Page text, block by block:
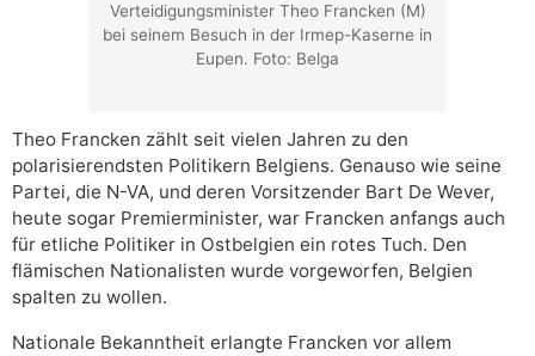
Verteidigungsminister Theo Francken (M)
bei seinem Besuch in der Irmep-Kaserne in
Eupen. Foto: Belga
Theo Francken zählt seit vielen Jahren zu den
polarisierendsten Politikern Belgiens. Genauso wie seine
Partei, die N-VA, und deren Vorsitzender Bart De Wever,
heute sogar Premierminister, war Francken anfangs auch
für etliche Politiker in Ostbelgien ein rotes Tuch. Den
flämischen Nationalisten wurde vorgeworfen, Belgien
spalten zu wollen.
Nationale Bekanntheit erlangte Francken vor allem